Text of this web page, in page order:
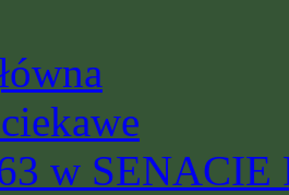
w SENACIE